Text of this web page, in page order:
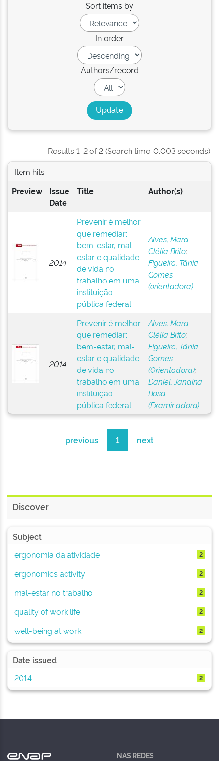
Sort items by
In order
Authors/record
Results 1-2 of 2 (Search time: 0.003 seconds).
Item hits:
Preview
Issue
Date
Title Author(s)
2014
Prevenir é melhor
que remediar:
bem-estar, mal-
estar e qualidade
de vida no
trabalho em uma
instituição
pública federal
Alves, Mara
Clélia Brito;
Figueira, Tânia
Gomes
(orientadora)
2014
Prevenir é melhor
que remediar:
bem-estar, mal-
estar e qualidade
de vida no
trabalho em uma
instituição
pública federal
Alves, Mara
Clélia Brito;
Figueira, Tânia
Gomes
(Orientadora);
Daniel, Janaína
Bosa
(Examinadora)
previous 1 next
Discover
Subject
ergonomia da atividade
2
ergonomics activity 2
mal-estar no trabalho 2
quality of work life 2
well-being at work 2
Date issued
2014
2
NAS REDES